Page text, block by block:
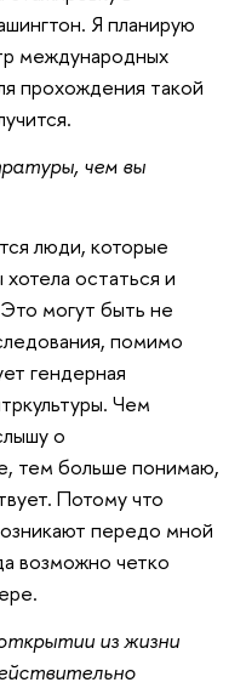
Я планирую
международных
прохождения такой
чем вы
люди, которые
остаться и
могут быть не
помимо
гендерная
Чем
о
тем больше понимаю,
Потому что
передо мной
возможно четко
из жизни